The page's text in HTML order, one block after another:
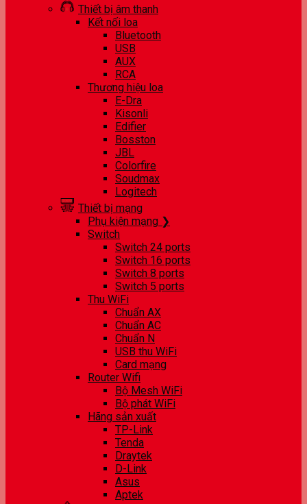
Thiết bị âm thanh
Kết nối loa
Bluetooth
USB
AUX
RCA
Thương hiệu loa
E-Dra
Kisonli
Edifier
Bosston
JBL
Colorfire
Soudmax
Logitech
Thiết bị mạng
Phụ kiện mạng ❯
Switch
Switch 24 ports
Switch 16 ports
Switch 8 ports
Switch 5 ports
Thu WiFi
Chuẩn AX
Chuẩn AC
Chuẩn N
USB thu WiFi
Card mạng
Router Wifi
Bộ Mesh WiFi
Bộ phát WiFi
Hãng sản xuất
TP-Link
Tenda
Draytek
D-Link
Asus
Aptek